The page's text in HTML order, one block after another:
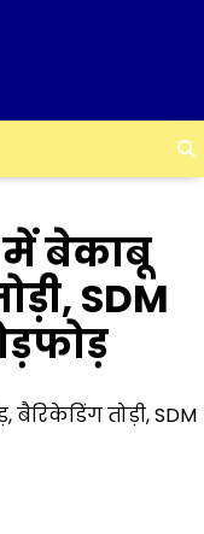
बेकाबू
SDM